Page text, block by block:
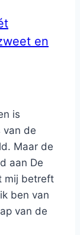
en
is
van de
Maar de
aan De
mij betreft
ben van
van de